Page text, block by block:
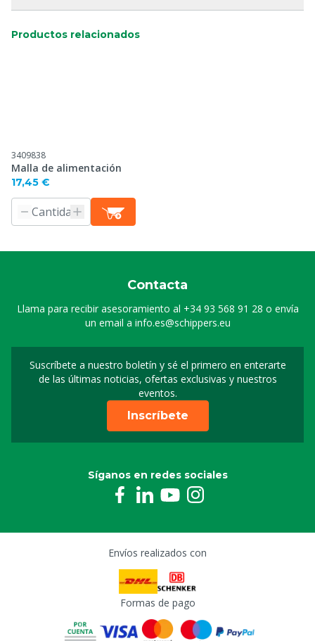
Productos relacionados
3409838
Malla de alimentación
17,45 €
Contacta
Llama para recibir asesoramiento al +34 93 568 91 28 o envía
un email a info.es@schippers.eu
Suscríbete a nuestro boletín y sé el primero en enterarte
de las últimas noticias, ofertas exclusivas y nuestros
eventos.
Suscripción a nuestro
Inscríbete
Síganos en redes sociales
Envíos realizados con
Formas de pago